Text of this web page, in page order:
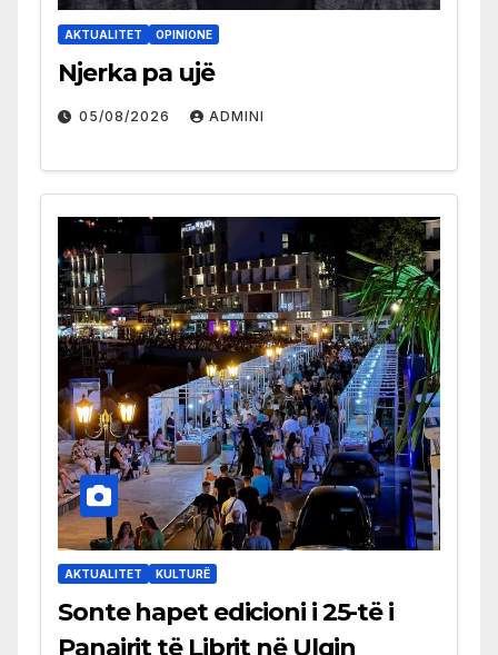
AKTUALITET OPINIONE
Njerka pa ujë
05/08/2026 ADMINI
AKTUALITET KULTURË
Sonte hapet edicioni i 25-të i
Panairit të Librit në Ulqin